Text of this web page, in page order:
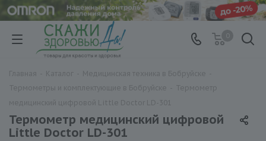
Термометр медицинский цифровой
Little Doctor LD-301